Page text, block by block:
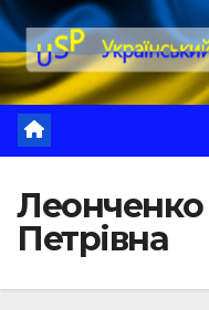
Перейти
до
вмісту
Леонченко
Петрівна